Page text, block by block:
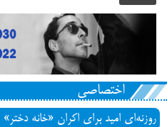
اختصاصی
روزنه‌ای امید برای اکران «خانه